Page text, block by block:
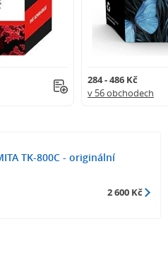
284 - 486 Kč
v 56 obchodech
TK-800C - originální
2 600 Kč